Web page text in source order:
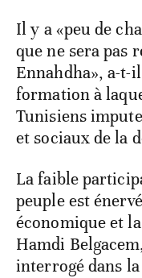
Il y a «peu de
que ne sera pas
Ennahdha», a-t-
formation à
Tunisiens
et sociaux de la
La faible
peuple est
économique et
Hamdi
interrogé dans